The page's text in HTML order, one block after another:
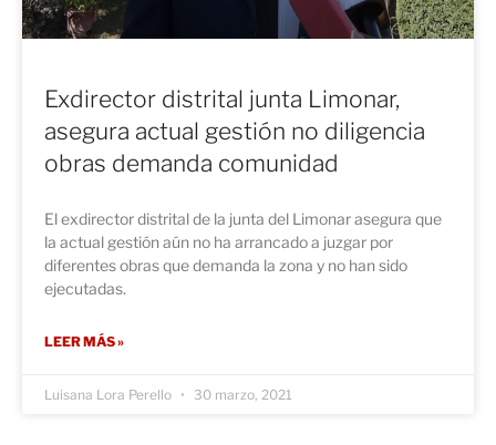
Exdirector distrital junta Limonar,
asegura actual gestión no diligencia
obras demanda comunidad
El exdirector distrital de la junta del Limonar asegura que
la actual gestión aún no ha arrancado a juzgar por
diferentes obras que demanda la zona y no han sido
ejecutadas.
LEER MÁS »
Luisana Lora Perello 30 marzo, 2021